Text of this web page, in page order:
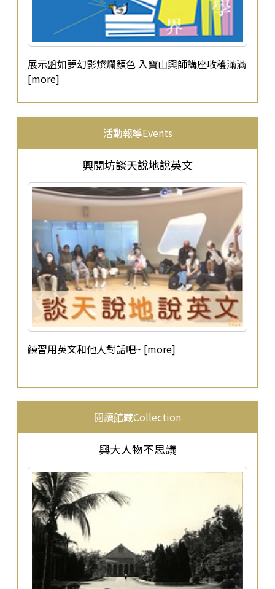
展示盤如夢幻影燦爛顏色 入寶山興師講座收穫滿滿
[more]
活動報導Events
興閱坊談天說地說英文
練習用英文和他人對話吧~ [more]
閱讀館藏Collection
興大人物不思議